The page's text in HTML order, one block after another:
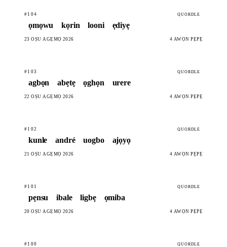
#104 QUORDLE
ọmọwu kọrin looni ẹdiyẹ
23 OṢÙ AGẸMỌ 2026 4 AWỌN PẸPẸ
#103 QUORDLE
agbọn abẹtẹ ọghọn urere
22 OṢÙ AGẸMỌ 2026 4 AWỌN PẸPẸ
#102 QUORDLE
kunle andré uogbo ajọyọ
21 OṢÙ AGẸMỌ 2026 4 AWỌN PẸPẸ
#101 QUORDLE
pẹnsu ibale ligbẹ ọmiba
20 OṢÙ AGẸMỌ 2026 4 AWỌN PẸPẸ
#100 QUORDLE